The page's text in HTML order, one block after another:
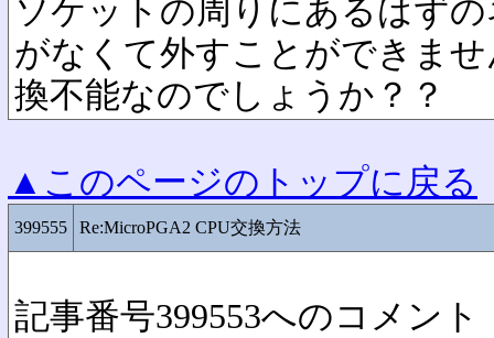
ソケットの周りにあるはず
がなくて外すことができま
換不能なのでしょうか？？
▲このページのトップに戻る
399555 Re:MicroPGA2 CPU交換方法
記事番号399553へのコメント